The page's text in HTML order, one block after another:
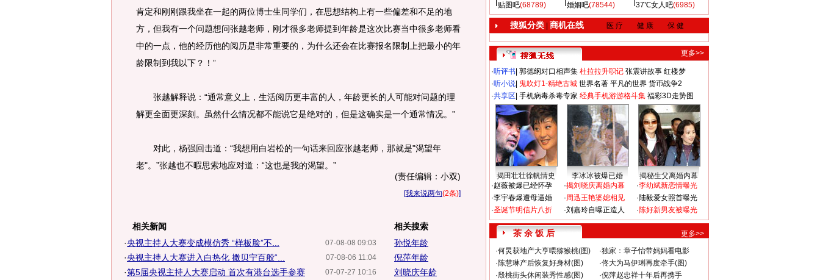
肯定和刚刚跟我坐在一起的两位博士生同学们，在思想结构上有一些偏差和不足的地
方，但我有一个问题想问张越老师，刚才很多老师提到年龄是这次比赛当中很多老师看
中的一点，他的经历他的阅历是非常重要的，为什么还会在比赛报名限制上把最小的年
龄限制到我以下？！”
张越解释说：“通常意义上，生活阅历更丰富的人，年龄更长的人可能对问题的理
解更全面更深刻。虽然什么情况都不能说它是绝对的，但是这确实是一个通常情况。”
对此，杨强回击道：“我想用白岩松的一句话来回应张越老师，那就是"渴望年
老"。”张越也不暇思索地应对道：“这也是我的渴望。”
(责任编辑：小双)
[我来说两句(2条)]
相关新闻
07-08-08 09:03
·央视主持人大赛变成模仿秀 “样板脸”不...
07-08-06 11:04
·央视主持人大赛进入白热化 撒贝宁百般“...
07-07-27 10:16
·第5届央视主持人大赛启动 首次有港台选手参赛
相关搜索
孙悦年龄
倪萍年龄
刘晓庆年龄
贴图吧(68789) 婚姻吧(78544) 37℃女人吧(6985)
搜狐分类| 商机在线 医 疗 健 康 保 健
更多>>
·听评书 郭德纲对口相声集 杜拉拉升职记 张震讲故事 红楼梦
·听小说 鬼吹灯1-精绝古城 世界名著 平凡的世界 货币战争2
·共享区 手机病毒杀毒专家 经典手机游游格斗集 福彩3D走势图
揭田壮壮徐帆情史 李冰冰被爆已婚
揭秘生父离婚内幕
·赵薇被爆已经怀孕
·李宇春爆遭母逼婚
·圣诞节明信片八折
·揭刘晓庆离婚内幕
·周迅王艳婆媳相见
·刘嘉玲自曝正造人
·李幼斌新恋情曝光
·陆毅爱女照首曝光
·陈好新男友被曝光
茶 余 饭 后
更多>>
·何炅获地产大亨喂猕猴桃(图) ·独家：章子怡带妈妈看电影
·陈慧琳产后恢复好身材(图) ·佟大为马伊琍再度牵手(图)
·殷桃街头休闲装秀性感(图) ·倪萍赵忠祥十年后再携手